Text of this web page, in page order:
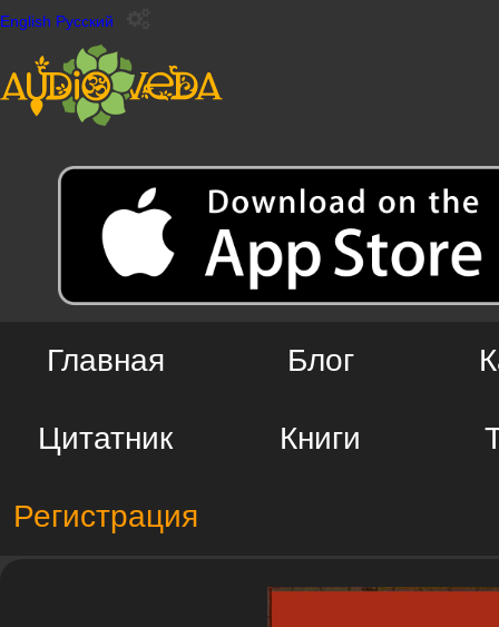
English Русский
Главная Блог
Цитатник Книги
Регистрация